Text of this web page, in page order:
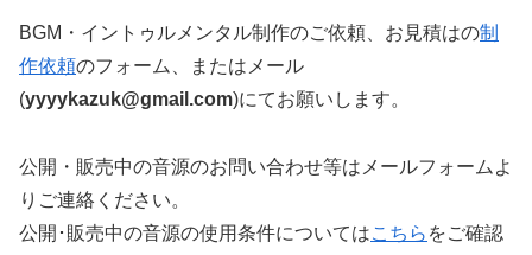
BGM・イントゥルメンタル制作のご依頼、お見積はの制
作依頼のフォーム、またはメール
(yyyykazuk@gmail.com)にてお願いします。
公開・販売中の音源のお問い合わせ等はメールフォームよ
りご連絡ください。
公開･販売中の音源の使用条件についてはこちら をご確認